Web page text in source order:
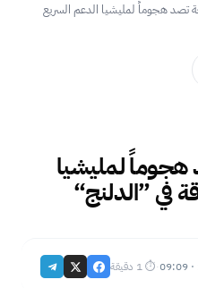
تصد هجوماً لمليشيا الدعم السريع
لمليشيا
في ”الدلنج“
·⏱ 1 دقيقة